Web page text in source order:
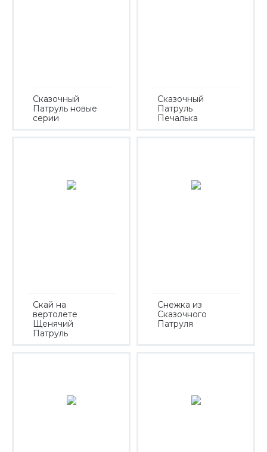
Сказочный
Патруль новые
серии
Сказочный
Патруль
Печалька
Скай на
вертолете
Щенячий
Патруль
Снежка из
Сказочного
Патруля